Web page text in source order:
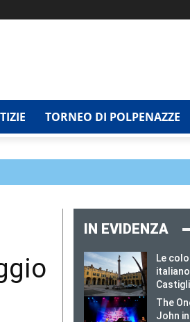
TORNEO DI POLPENAZZE
IN EVIDENZA
Le
The
John